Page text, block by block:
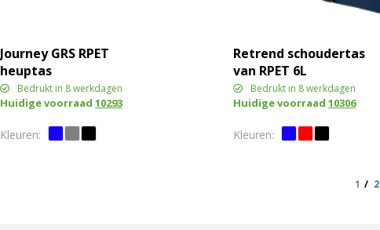
Journey GRS RPET
heuptas
Bedrukt in 8 werkdagen
Huidige voorraad10293
Retrend schoudertas
van RPET 6L
Bedrukt in 8 werkdagen
Huidige voorraad10306
1 2